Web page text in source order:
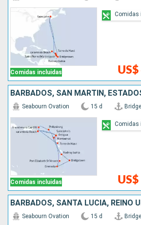
Comidas incluidas
Comidas
Comidas incluidas
Seabourn Ovation 15 d
Comidas
Seabourn Ovation 15 d